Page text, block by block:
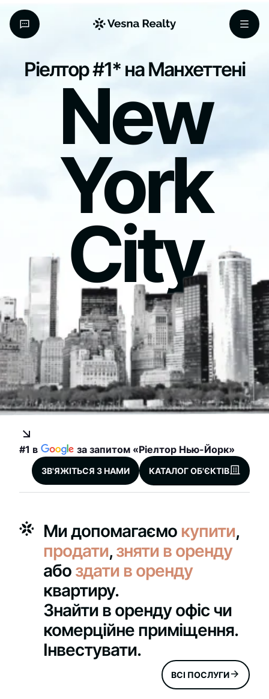
Ріелтор #1* на Манхеттені
New
York
City
#1 в за запитом «Ріелтор Нью-Йорк»
ЗВ'ЯЖІТЬСЯ З НАМИ КАТАЛОГ ОБ'ЄКТІВ
Ми допомагаємо купити,
продати, зняти в оренду
або здати в оренду
квартиру.
Знайти в оренду офіс чи
комерційне приміщення.
Інвестувати.
ВСІ ПОСЛУГИ